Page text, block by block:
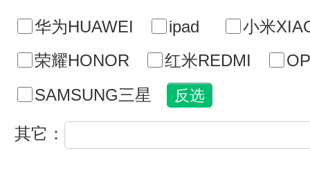
华为HUAWEI ipad
小米
荣耀HONOR
红米REDMI
SAMSUNG三星
其它：